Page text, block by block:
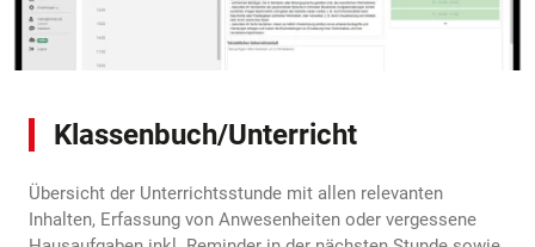
Klassenbuch/Unterricht
Übersicht der Unterrichtsstunde mit allen relevanten
Inhalten, Erfassung von Anwesenheiten oder vergessene